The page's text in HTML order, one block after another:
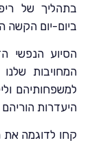
בתהליך של
ביום-יום הקשה
הסיוע הנפשי
המחויבות
למשפחותיהם
היעדרות הוריהם